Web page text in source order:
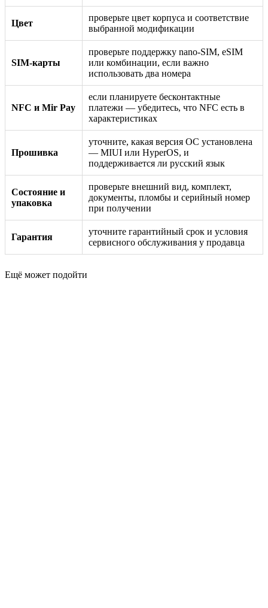
Цвет
проверьте цвет корпуса и соответствие
выбранной модификации
SIM-карты
проверьте поддержку nano-SIM, eSIM
или комбинации, если важно
использовать два номера
NFC и Mir Pay
если планируете бесконтактные
платежи — убедитесь, что NFC есть в
характеристиках
Прошивка
уточните, какая версия ОС установлена
— MIUI или HyperOS, и
поддерживается ли русский язык
Состояние и
упаковка
проверьте внешний вид, комплект,
документы, пломбы и серийный номер
при получении
Гарантия
уточните гарантийный срок и условия
сервисного обслуживания у продавца
Ещё может подойти